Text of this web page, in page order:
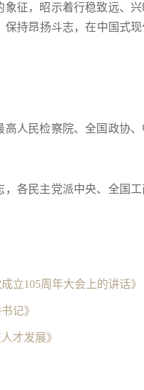
征，昭示着行稳致远、
持昂扬斗志，在中国式
人民检察院、全国政协
各民主党派中央、全国工
立105周年大会上的讲话》
记》
才发展》